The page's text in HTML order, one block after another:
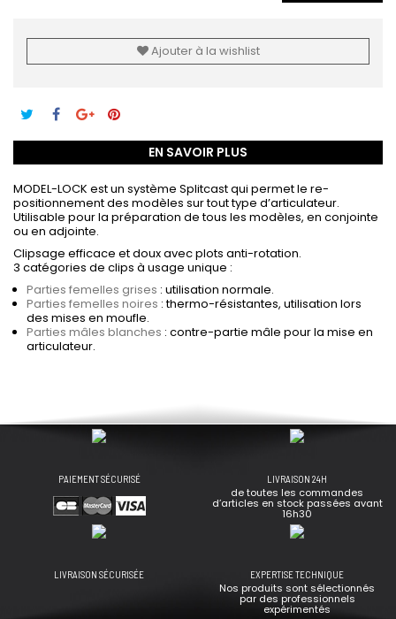
Ajouter à la wishlist
EN SAVOIR PLUS
MODEL-LOCK est un système Splitcast qui permet le re-
positionnement des modèles sur tout type d’articulateur.
Utilisable pour la préparation de tous les modèles, en conjointe
ou en adjointe.
Clipsage efficace et doux avec plots anti-rotation.
3 catégories de clips à usage unique :
Parties femelles grises : utilisation normale.
Parties femelles noires : thermo-résistantes, utilisation lors
des mises en moufle.
Parties mâles blanches : contre-partie mâle pour la mise en
articulateur.
PAIEMENT SÉCURISÉ LIVRAISON 24H
de toutes les commandes
d’articles en stock passées avant
16h30
LIVRAISON SÉCURISÉE EXPERTISE TECHNIQUE
Nos produits sont sélectionnés
par des professionnels
expérimentés